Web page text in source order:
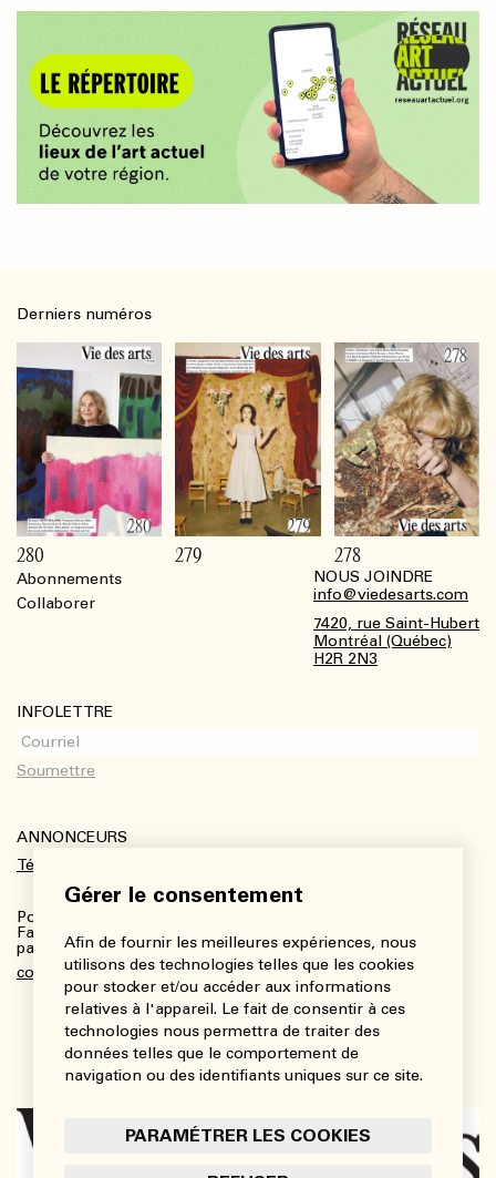
Gérer le consentement
Afin de fournir les meilleures expériences, nous
utilisons des technologies telles que les cookies
pour stocker et/ou accéder aux informations
relatives à l'appareil. Le fait de consentir à ces
technologies nous permettra de traiter des
données telles que le comportement de
navigation ou des identifiants uniques sur ce site.
PARAMÉTRER LES COOKIES
Abonnements
Collaborer
NOUS JOINDRE
info@viedesarts.com
7420, rue Saint-Hubert
Montréal (Québec)
H2R 2N3
INFOLETTRE
ANNONCEURS
Télécharger le kit média
Pour plus de renseignements :
Fanny Charbonneau, Responsable des communications,
partenariats et publicités
communications@viedesarts.com
Derniers numéros
280 279 278